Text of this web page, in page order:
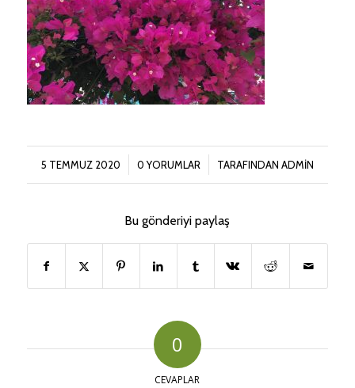
5 TEMMUZ 2020
/ 0 YORUMLAR
/ TARAFINDAN ADMIN
Bu gönderiyi paylaş
0
CEVAPLAR